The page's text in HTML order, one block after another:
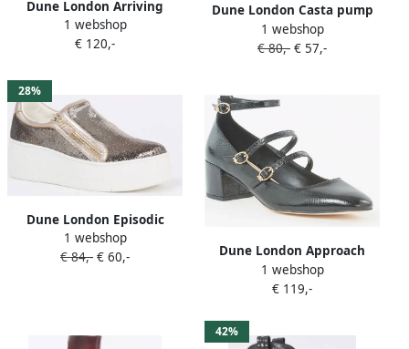
Dune London Arriving
pump van suède
1 webshop
€ 120,-
Dune London Casta pump
1 webshop
€ 80,- € 57,-
28%
Dune London Episodic
sneaker van leer met
pailletten en plateauzool
1 webshop
€ 84,- € 60,-
Dune London Approach
pump van leer
1 webshop
€ 119,-
42%